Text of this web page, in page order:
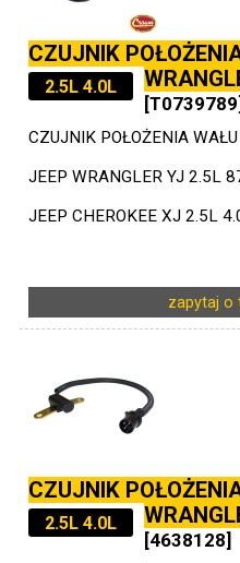
CZUJNIK
2.5L 4.0L
[T0739789]
CZUJNIK POŁOŻENIA WAŁU
JEEP WRANGLER YJ 2.5L
JEEP CHEROKEE XJ 2.5L
zapytaj o
CZUJNIK
2.5L 4.0L
[4638128]